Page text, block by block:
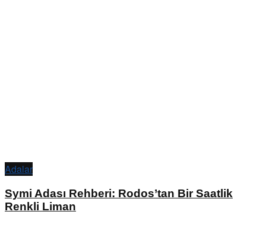
Adalar
Symi Adası Rehberi: Rodos’tan Bir Saatlik
Renkli Liman